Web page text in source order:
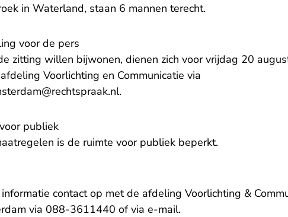
in Waterland, staan 6 mannen terecht.
voor de pers
zitting willen bijwonen, dienen zich voor vrijdag 20
Voorlichting en Communicatie via
- U verlaat Rechtspraak.nl
.
publiek
is de ruimte voor publiek beperkt.
contact op met de afdeling Voorlichting &
via 088-3611440 of via e-mail- U verlaat
.